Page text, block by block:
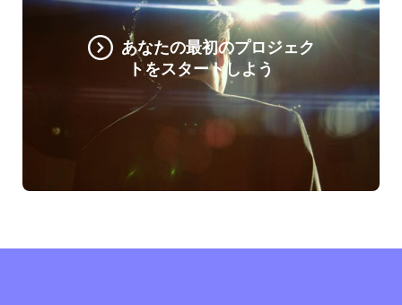
あなたの最初のプロジェク
トをスタートしよう